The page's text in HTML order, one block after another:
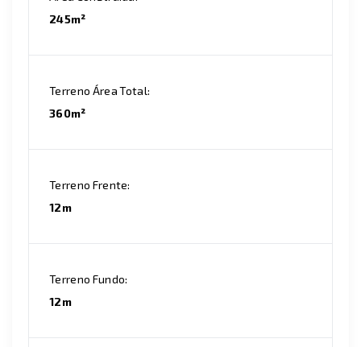
245m²
Terreno Área Total:
360m²
Terreno Frente:
12m
Terreno Fundo:
12m